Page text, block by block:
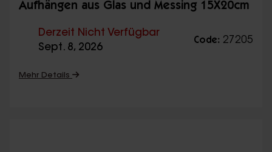
Aufhängen aus Glas und Messing 15X20cm
Derzeit Nicht Verfügbar
Sept. 8, 2026
Code: 27205
Mehr Details